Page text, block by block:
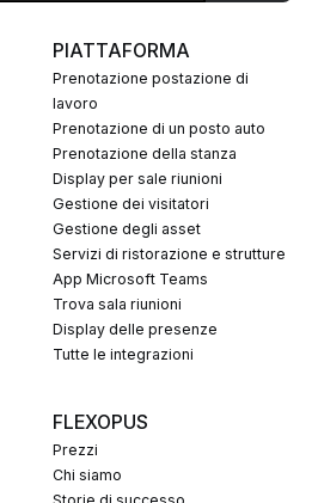
PIATTAFORMA
Prenotazione postazione di
lavoro
Prenotazione di un posto auto
Prenotazione della stanza
Display per sale riunioni
Gestione dei visitatori
Gestione degli asset
Servizi di ristorazione e strutture
App Microsoft Teams
Trova sala riunioni
Display delle presenze
Tutte le integrazioni
FLEXOPUS
Prezzi
Chi siamo